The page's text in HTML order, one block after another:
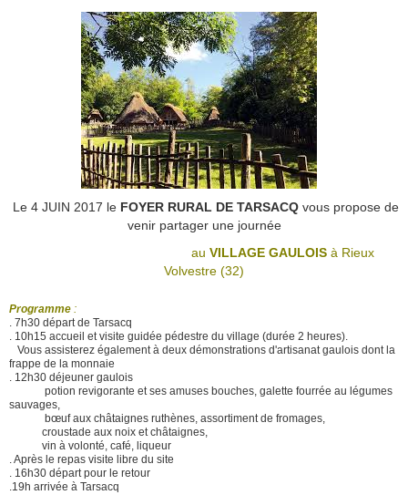
Le 4 JUIN 2017 le FOYER RURAL DE TARSACQ vous propose de
venir partager une journée
au VILLAGE GAULOISà Rieux
Volvestre (32)
Programme :
. 7h30 départ de Tarsacq
. 10h15 accueil et visite guidée pédestre du village (durée 2 heures).
Vous assisterez également à deux démonstrations d'artisanat gaulois dont la
frappe de la monnaie
. 12h30 déjeuner gaulois
potion revigorante et ses amuses bouches, galette fourrée au légumes
sauvages,
bœuf aux châtaignes ruthènes, assortiment de fromages,
croustade aux noix et châtaignes,
vin à volonté, café, liqueur
. Après le repas visite libre du site
. 16h30 départ pour le retour
.19h arrivée à Tarsacq